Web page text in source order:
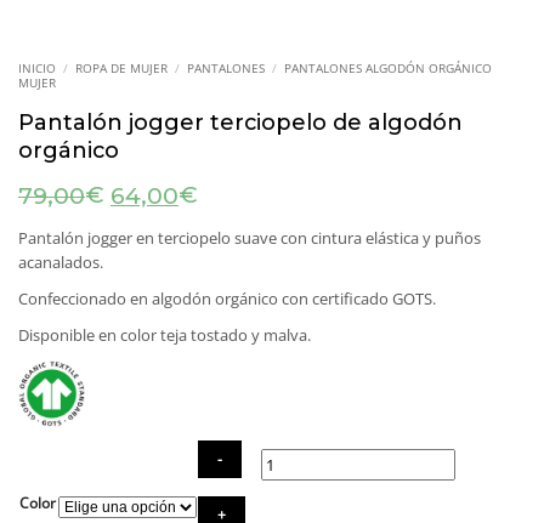
INICIO / ROPA DE MUJER / PANTALONES / PANTALONES ALGODÓN ORGÁNICO
MUJER
Pantalón jogger terciopelo de algodón
orgánico
79,00€ El
precio
original
79,00€.
64,00€
actual
64,00€.
Pantalón jogger en terciopelo suave con cintura elástica y puños
acanalados.
Confeccionado en algodón orgánico con certificado GOTS.
Disponible en color teja tostado y malva.
Color